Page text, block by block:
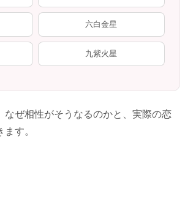
六白金星
九紫火星
ぜ相性がそうなるのかと、実際の恋
す。